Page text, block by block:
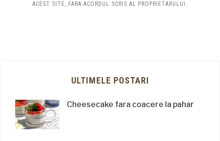
ACEST SITE, FARA ACORDUL SCRIS AL PROPRIETARULUI.
ULTIMELE POSTARI
Cheesecake fara coacere la pahar